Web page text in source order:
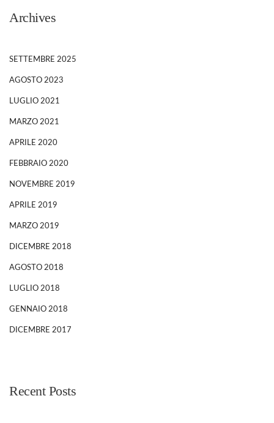
Archives
SETTEMBRE 2025
AGOSTO 2023
LUGLIO 2021
MARZO 2021
APRILE 2020
FEBBRAIO 2020
NOVEMBRE 2019
APRILE 2019
MARZO 2019
DICEMBRE 2018
AGOSTO 2018
LUGLIO 2018
GENNAIO 2018
DICEMBRE 2017
Recent Posts